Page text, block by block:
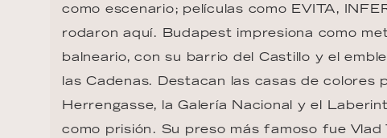
como escenario; películas como EVITA,
rodaron aquí. Budapest impresiona como
balneario, con su barrio del Castillo y el
las Cadenas. Destacan las casas de colores
Herrengasse, la Galería Nacional y el
como prisión. Su preso más famoso fue Vlad